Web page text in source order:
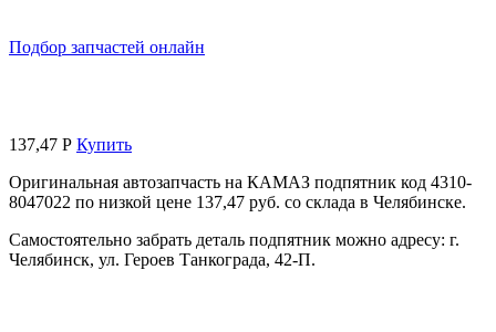
Подбор запчастей онлайн
137,47 Р Купить
Оригинальная автозапчасть на КАМАЗ подпятник код 4310-
8047022 по низкой цене 137,47 руб. со склада в Челябинске.
Самостоятельно забрать деталь подпятник можно адресу: г.
Челябинск, ул. Героев Танкограда, 42-П.